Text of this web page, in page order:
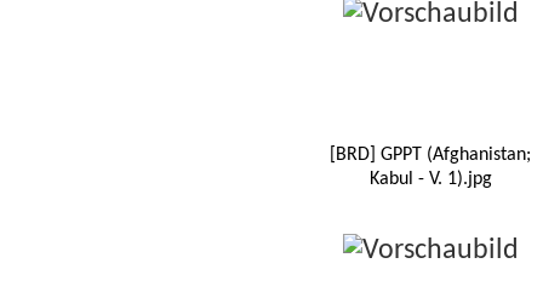
[BRD] GPPT (Afghanistan;
Kabul - V. 1).jpg